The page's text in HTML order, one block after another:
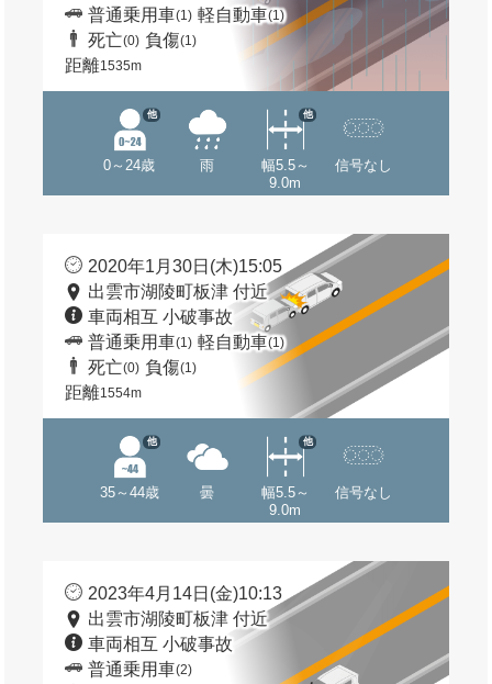
普通乗用車(1) 軽自動車(1)
死亡(0) 負傷(1)
距離1535m
0～24歳
他
雨
幅5.5～
9.0m
他
信号なし
2020年1月30日(木)15:05
出雲市湖陵町板津 付近
車両相互 小破事故
普通乗用車(1) 軽自動車(1)
死亡(0) 負傷(1)
距離1554m
35～44歳
他
曇
幅5.5～
9.0m
他
信号なし
2023年4月14日(金)10:13
出雲市湖陵町板津 付近
車両相互 小破事故
普通乗用車(2)